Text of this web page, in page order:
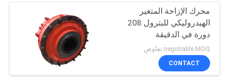
محرك الإزاحة المتغير
الهيدروليكي للبترول 208
دورة في الدقيقة
negotiable MOQ:تفاوض
CONTACT